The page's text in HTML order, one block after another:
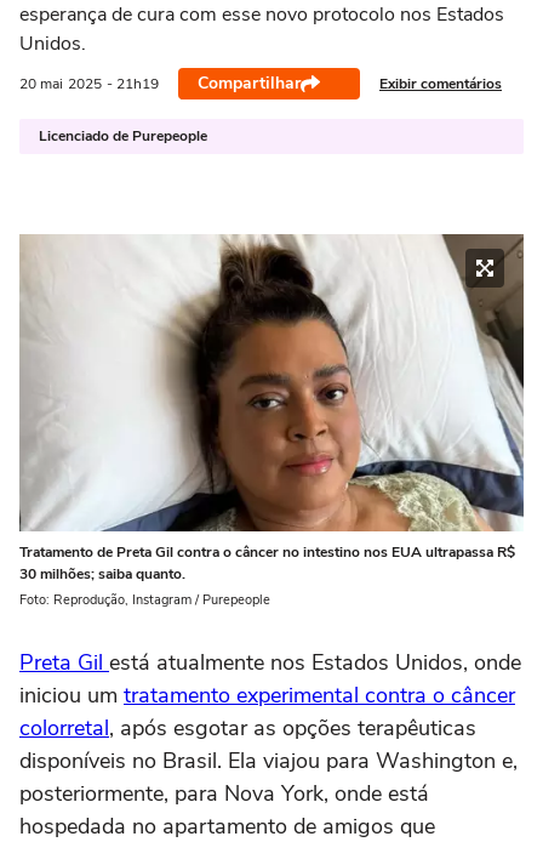
esperança de cura com esse novo protocolo nos Estados
Unidos.
20 mai 2025 - 21h19 Compartilhar Exibir comentários
Licenciado de Purepeople
Tratamento de Preta Gil contra o câncer no intestino nos EUA ultrapassa R$
30 milhões; saiba quanto.
Foto: Reprodução, Instagram / Purepeople
Preta Gil está atualmente nos Estados Unidos, onde
iniciou um tratamento experimental contra o câncer
colorretal, após esgotar as opções terapêuticas
disponíveis no Brasil. Ela viajou para Washington e,
posteriormente, para Nova York, onde está
hospedada no apartamento de amigos que